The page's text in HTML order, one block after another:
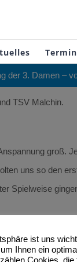
der 3. Damen –
TSV Malchin.
groß.
uns so den
Spielweise
ist uns
Ihnen ein
Cookies, die